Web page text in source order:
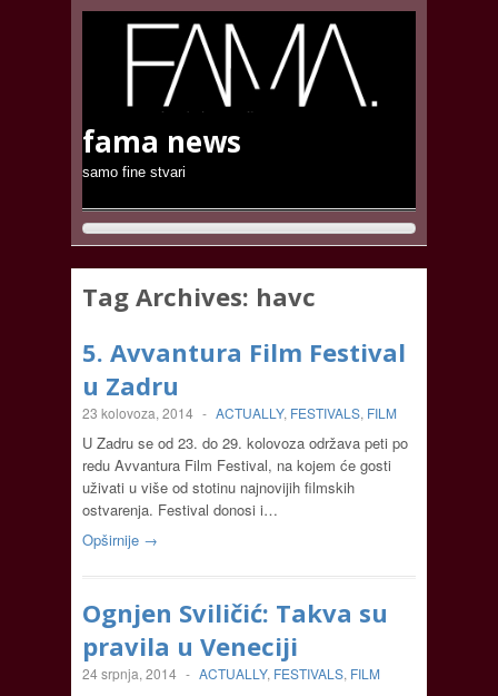
fama news
samo fine stvari
Tag Archives: havc
5. Avvantura Film Festival
u Zadru
23 kolovoza, 2014 - ACTUALLY, FESTIVALS, FILM
U Zadru se od 23. do 29. kolovoza održava peti po
redu Avvantura Film Festival, na kojem će gosti
uživati u više od stotinu najnovijih filmskih
ostvarenja. Festival donosi i…
Opširnije →
Ognjen Sviličić: Takva su
pravila u Veneciji
24 srpnja, 2014 - ACTUALLY, FESTIVALS, FILM